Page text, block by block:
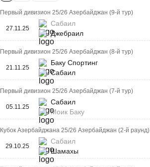
Первый дивизион 25/26 Азербайджан (9-й тур)
27.11.25
Сабаил
Джебраил
Первый дивизион 25/26 Азербайджан (8-й тур)
21.11.25
Баку Спортинг
Сабаил
Первый дивизион 25/26 Азербайджан (7-й тур)
05.11.25
Сабаил
Моик Баку
Кубок Азербайджана 25/26 Азербайджан (2-й раунд)
29.10.25
Сабаил
Шамахы